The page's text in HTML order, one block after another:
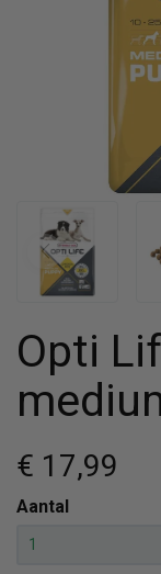
Opti
€ 17,99
Aantal